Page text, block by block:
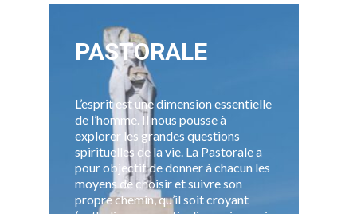
PASTORALE
L’esprit est une dimension essentielle
de l’homme. Il nous pousse à
explorer les grandes questions
spirituelles de la vie. La Pastorale a
pour objectif de donner à chacun les
moyens de choisir et suivre son
propre chemin, qu’il soit croyant